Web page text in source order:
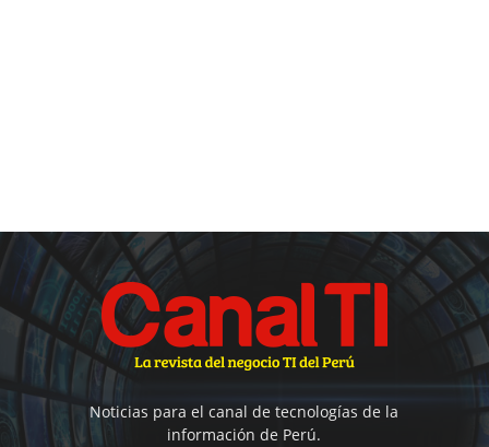
Noticias para el canal de tecnologías de la
información de Perú.